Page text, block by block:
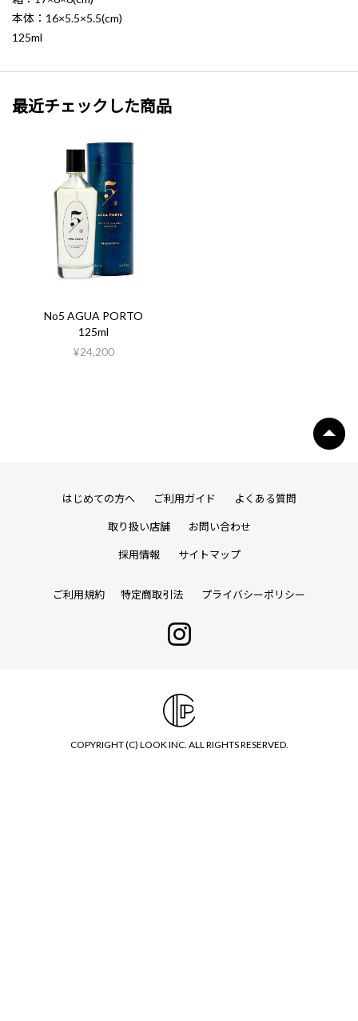
本体：16×5.5×5.5(cm)
125ml
最近チェックした商品
No5 AGUA PORTO
125ml
¥24,200
はじめての方へ ご利用ガイド よくある質問
取り扱い店舗 お問い合わせ
採用情報 サイトマップ
ご利用規約 特定商取引法 プライバシーポリシー
COPYRIGHT (C) LOOK INC. ALL RIGHTS RESERVED.